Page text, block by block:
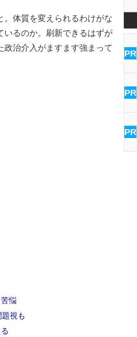
。体質を変えられるわけがな
いるのか。刷新できるはずが
治介入がますます強まって
悩
視も
PR
PR
PR